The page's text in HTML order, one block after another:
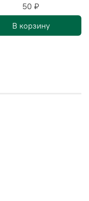
50 ₽
В корзину